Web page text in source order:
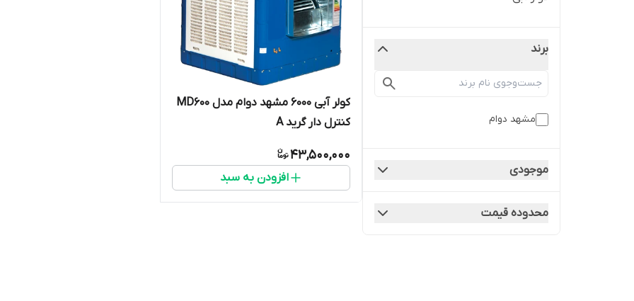
برند
مشهد دوام
موجودی
محدوده قیمت
کولر آبی ۶۰۰۰ مشهد دوام مدل MD600
کنترل دار گرید A
43,500,000
افزودن به سبد